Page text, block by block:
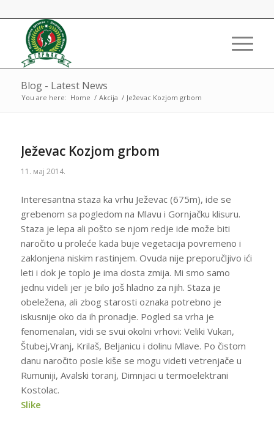
Blog - Latest News
You are here: Home / Akcija / Ježevac Kozjom grbom
Ježevac Kozjom grbom
11. мај 2014.
Interesantna staza ka vrhu Ježevac (675m), ide se
grebenom sa pogledom na Mlavu i Gornjačku klisuru.
Staza je lepa ali pošto se njom redje ide može biti
naročito u proleće kada buje vegetacija povremeno i
zaklonjena niskim rastinjem. Ovuda nije preporučljivo ići
leti i dok je toplo je ima dosta zmija. Mi smo samo
jednu videli jer je bilo još hladno za njih. Staza je
obeležena, ali zbog starosti oznaka potrebno je
iskusnije oko da ih pronadje. Pogled sa vrha je
fenomenalan, vidi se svui okolni vrhovi: Veliki Vukan,
Štubej,Vranj, Krilaš, Beljanicu i dolinu Mlave. Po čistom
danu naročito posle kiše se mogu videti vetrenjače u
Rumuniji, Avalski toranj, Dimnjaci u termoelektrani
Kostolac.
Slike